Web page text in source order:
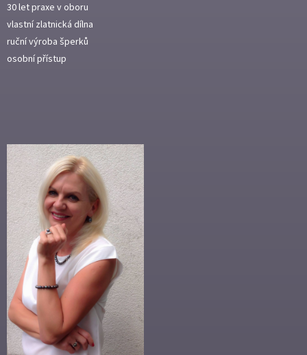
30 let praxe v oboru
vlastní zlatnická dílna
ruční výroba šperků
osobní přístup